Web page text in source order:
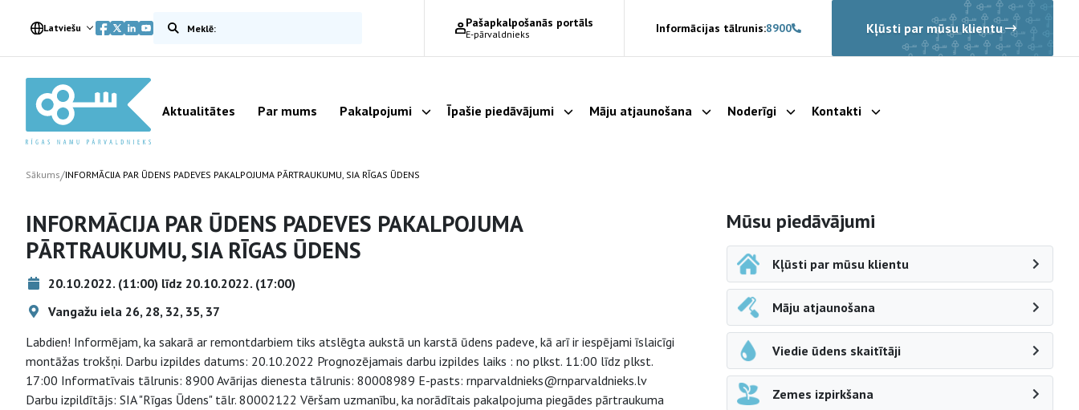
Latviešu Meklēt vietnē Pašapkalpošanās portāls
E-pārvaldnieks Informācijas tālrunis:8900 Kļūsti par mūsu klientu
Aktualitātes Par mums Pakalpojumi Parādīt apakšizvēlni
Īpašie piedāvājumi Parādīt apakšizvēlni
Māju atjaunošana Parādīt apakšizvēlni
Noderīgi Parādīt apakšizvēlni
Kontakti Parādīt apakšizvēlni
Sākums/INFORMĀCIJA PAR ŪDENS PADEVES PAKALPOJUMA PĀRTRAUKUMU, SIA RĪGAS ŪDENS
INFORMĀCIJA PAR ŪDENS PADEVES PAKALPOJUMA
PĀRTRAUKUMU, SIA RĪGAS ŪDENS
20.10.2022. (11:00) līdz 20.10.2022. (17:00)
Vangažu iela 26, 28, 32, 35, 37
Labdien! Informējam, ka sakarā ar remontdarbiem tiks atslēgta aukstā un karstā ūdens padeve, kā arī ir iespējami īslaicīgi
montāžas trokšņi. Darbu izpildes datums: 20.10.2022 Prognozējamais darbu izpildes laiks : no plkst. 11:00 līdz plkst.
17:00 Informatīvais tālrunis: 8900 Avārijas dienesta tālrunis: 80008989 E-pasts: rnparvaldnieks@rnparvaldnieks.lv
Darbu izpildītājs: SIA "Rīgas Ūdens" tālr. 80002122 Vēršam uzmanību, ka norādītais pakalpojuma piegādes pārtraukuma
Sāna navigācija
Mūsu piedāvājumi
Kļūsti par mūsu klientu
Māju atjaunošana
Viedie ūdens skaitītāji
Zemes izpirkšana